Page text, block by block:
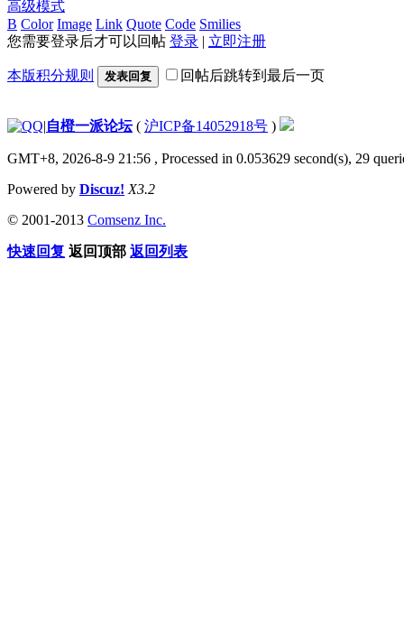
高级模式
B Color Image Link Quote Code Smilies
您需要登录后才可以回帖 登录 | 立即注册
本版积分规则 发表回复 回帖后跳转到最后一页
|自橙一派论坛( 沪ICP备14052918号 )
GMT+8, 2026-8-9 21:56 , Processed in 0.053629 second(s), 29
Powered by Discuz! X3.2
© 2001-2013 Comsenz Inc.
快速回复 返回顶部 返回列表